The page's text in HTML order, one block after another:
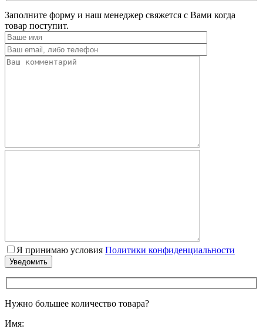
Заполните форму и наш менеджер свяжется с Вами когда
товар поступит.
Я принимаю условия Политики конфиденциальности
Нужно большее количество товара?
Имя: